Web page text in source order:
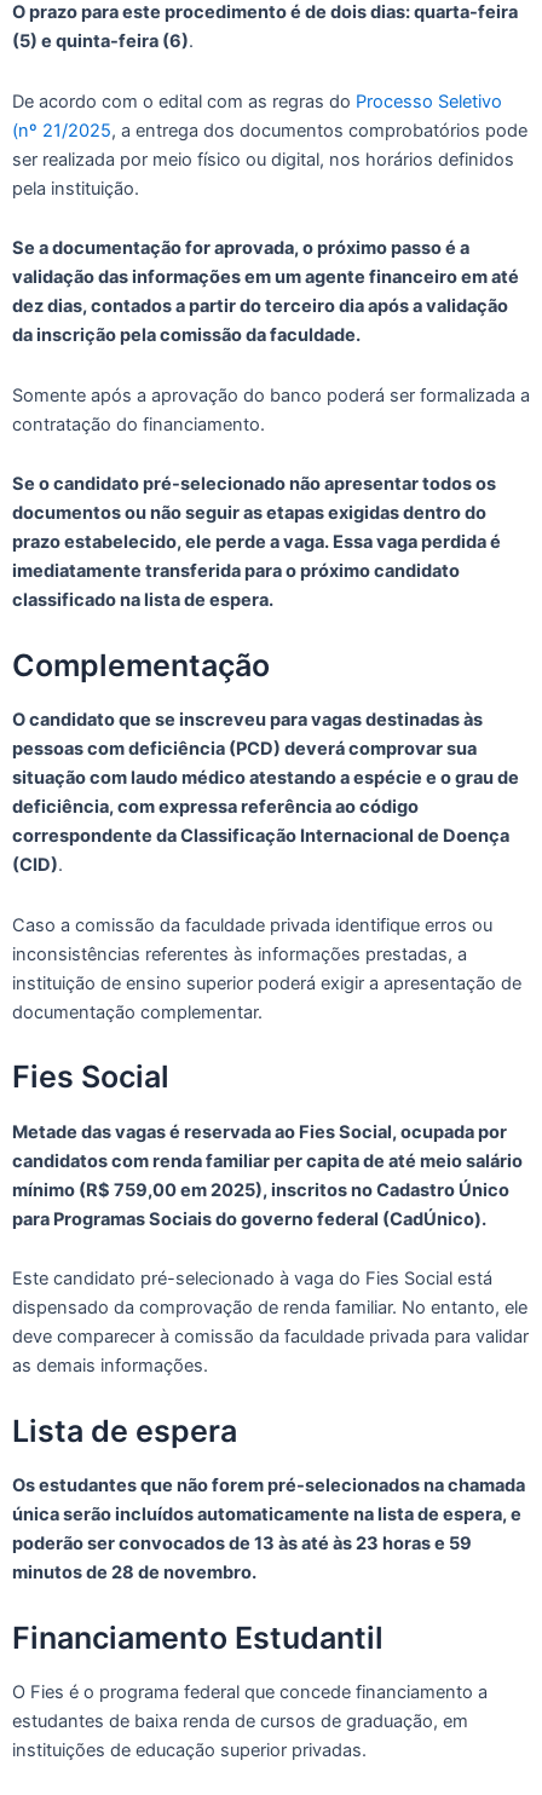
O prazo para este procedimento é de dois dias: quarta-feira
(5) e quinta-feira (6).
De acordo com o edital com as regras do Processo Seletivo
(nº 21/2025, a entrega dos documentos comprobatórios pode
ser realizada por meio físico ou digital, nos horários definidos
pela instituição.
Se a documentação for aprovada, o próximo passo é a
validação das informações em um agente financeiro em até
dez dias, contados a partir do terceiro dia após a validação
da inscrição pela comissão da faculdade.
Somente após a aprovação do banco poderá ser formalizada a
contratação do financiamento.
Se o candidato pré-selecionado não apresentar todos os
documentos ou não seguir as etapas exigidas dentro do
prazo estabelecido, ele perde a vaga. Essa vaga perdida é
imediatamente transferida para o próximo candidato
classificado na lista de espera.
Complementação
O candidato que se inscreveu para vagas destinadas às
pessoas com deficiência (PCD) deverá comprovar sua
situação com laudo médico atestando a espécie e o grau de
deficiência, com expressa referência ao código
correspondente da Classificação Internacional de Doença
(CID).
Caso a comissão da faculdade privada identifique erros ou
inconsistências referentes às informações prestadas, a
instituição de ensino superior poderá exigir a apresentação de
documentação complementar.
Fies Social
Metade das vagas é reservada ao Fies Social, ocupada por
candidatos com renda familiar per capita de até meio salário
mínimo (R$ 759,00 em 2025), inscritos no Cadastro Único
para Programas Sociais do governo federal (CadÚnico).
Este candidato pré-selecionado à vaga do Fies Social está
dispensado da comprovação de renda familiar. No entanto, ele
deve comparecer à comissão da faculdade privada para validar
as demais informações.
Lista de espera
Os estudantes que não forem pré-selecionados na chamada
única serão incluídos automaticamente na lista de espera, e
poderão ser convocados de 13 às até às 23 horas e 59
minutos de 28 de novembro.
Financiamento Estudantil
O Fies é o programa federal que concede financiamento a
estudantes de baixa renda de cursos de graduação, em
instituições de educação superior privadas.